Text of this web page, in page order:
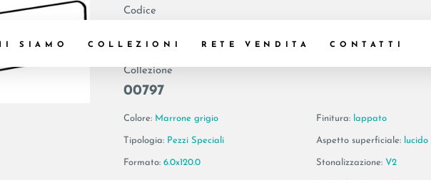
SIAMO COLLEZIONI RETE VENDITA CONTATTI
Codice
Collezione
00797
Colore: Marrone grigio
Tipologia: Pezzi Speciali
Formato: 6.0x120.0
Finitura: lappato
Aspetto superficiale: lucido
Stonalizzazione: V2